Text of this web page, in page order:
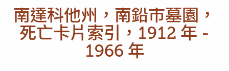
南達科他州，南鉛市墓園，
死亡卡片索引，1912 年 -
1966 年